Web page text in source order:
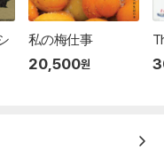
私の梅仕事
20,500원